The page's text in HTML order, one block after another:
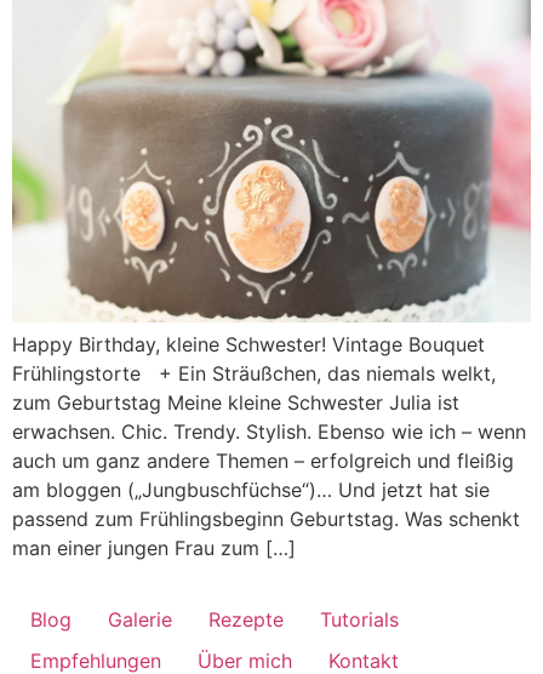
Happy Birthday, kleine Schwester! Vintage Bouquet
Frühlingstorte + Ein Sträußchen, das niemals welkt,
zum Geburtstag Meine kleine Schwester Julia ist
erwachsen. Chic. Trendy. Stylish. Ebenso wie ich – wenn
auch um ganz andere Themen – erfolgreich und fleißig
am bloggen („Jungbuschfüchse“)… Und jetzt hat sie
passend zum Frühlingsbeginn Geburtstag. Was schenkt
man einer jungen Frau zum […]
Blog Galerie Rezepte
Tutorials
Empfehlungen
Über mich Kontakt